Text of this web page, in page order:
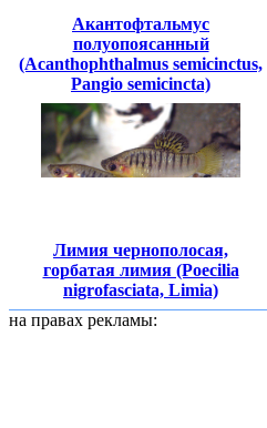
Акантофтальмус
полуопоясанный
(Acanthophthalmus semicinctus,
Pangio semicincta)
Лимия чернополосая,
горбатая лимия (Poecilia
nigrofasciata, Limia)
на правах рекламы: